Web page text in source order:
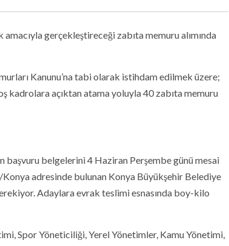
gerçekleştireceği zabıta memuru alımında
Kanunu’na tabi olarak istihdam edilmek üzere;
kadrolara açıktan atama yoluyla 40 zabıta memuru
başvuru belgelerini 4 Haziran Perşembe günü mesai
adresinde bulunan Konya Büyükşehir Belediye
Adaylara evrak teslimi esnasında boy-kilo
Spor Yöneticiliği, Yerel Yönetimler, Kamu Yönetimi,